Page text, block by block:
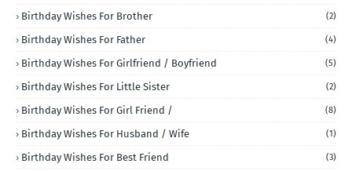
Birthday Wishes For Brother (2)
Birthday Wishes For Father (4)
Birthday Wishes For Girlfriend / Boyfriend (5)
Birthday Wishes For Little Sister (2)
Birthday Wishes For Girl Friend / (8)
Birthday Wishes For Husband / Wife (1)
Birthday Wishes For Best Friend (3)